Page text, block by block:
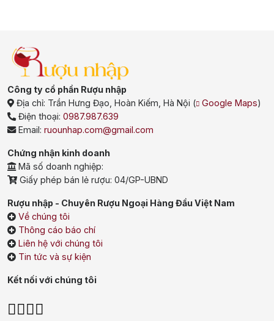
Công ty cổ phần Rượu nhập
Địa chỉ: Trần Hưng Đạo, Hoàn Kiếm, Hà Nội ( Google Maps)
Điện thoại:0987.987.639
Email:ruounhap.com@gmail.com
Chứng nhận kinh doanh
Mã số doanh nghiệp:
Giấy phép bán lẻ rượu: 04/GP-UBND
Rượu nhập - Chuyên Rượu Ngoại Hàng Đầu Việt Nam
Về chúng tôi
Thông cáo báo chí
Liên hệ với chúng tôi
Tin tức và sự kiện
Kết nối với chúng tôi